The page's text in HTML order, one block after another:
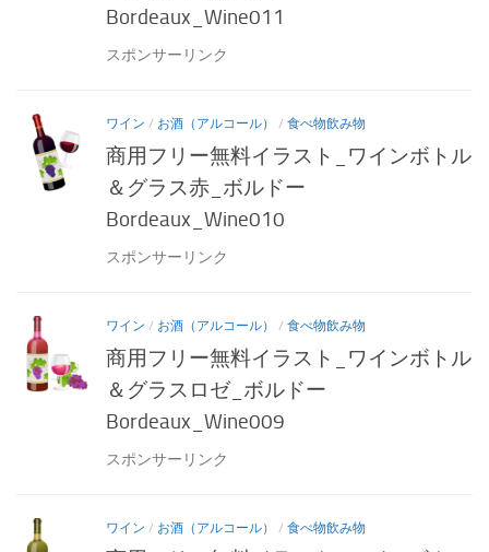
Bordeaux_Wine011
スポンサーリンク
ワイン / お酒（アルコール） / 食べ物飲み物
商用フリー無料イラスト_ワインボトル
＆グラス赤_ボルドー
Bordeaux_Wine010
スポンサーリンク
ワイン / お酒（アルコール） / 食べ物飲み物
商用フリー無料イラスト_ワインボトル
＆グラスロゼ_ボルドー
Bordeaux_Wine009
スポンサーリンク
ワイン / お酒（アルコール） / 食べ物飲み物